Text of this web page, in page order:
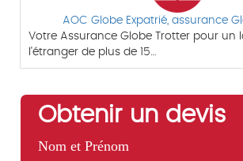
AOC Globe Expatrié, assurance
Votre Assurance Globe Trotter pour un
l'étranger de plus de 15…
Obtenir un devis
Nom et Prénom